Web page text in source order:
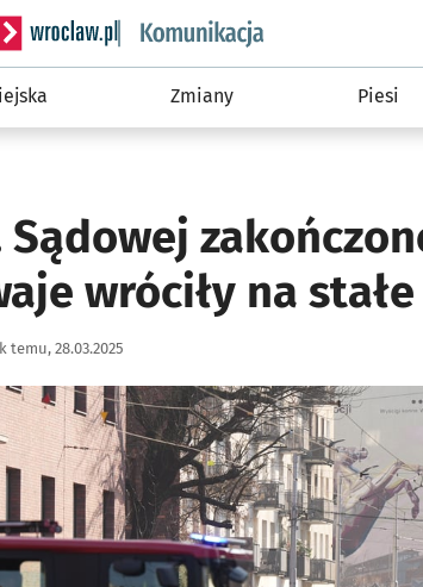
Serwis informacyjny wroclaw.pl podserwis:
Zmiany Piesi
wróciły na
temu, 28.03.2025